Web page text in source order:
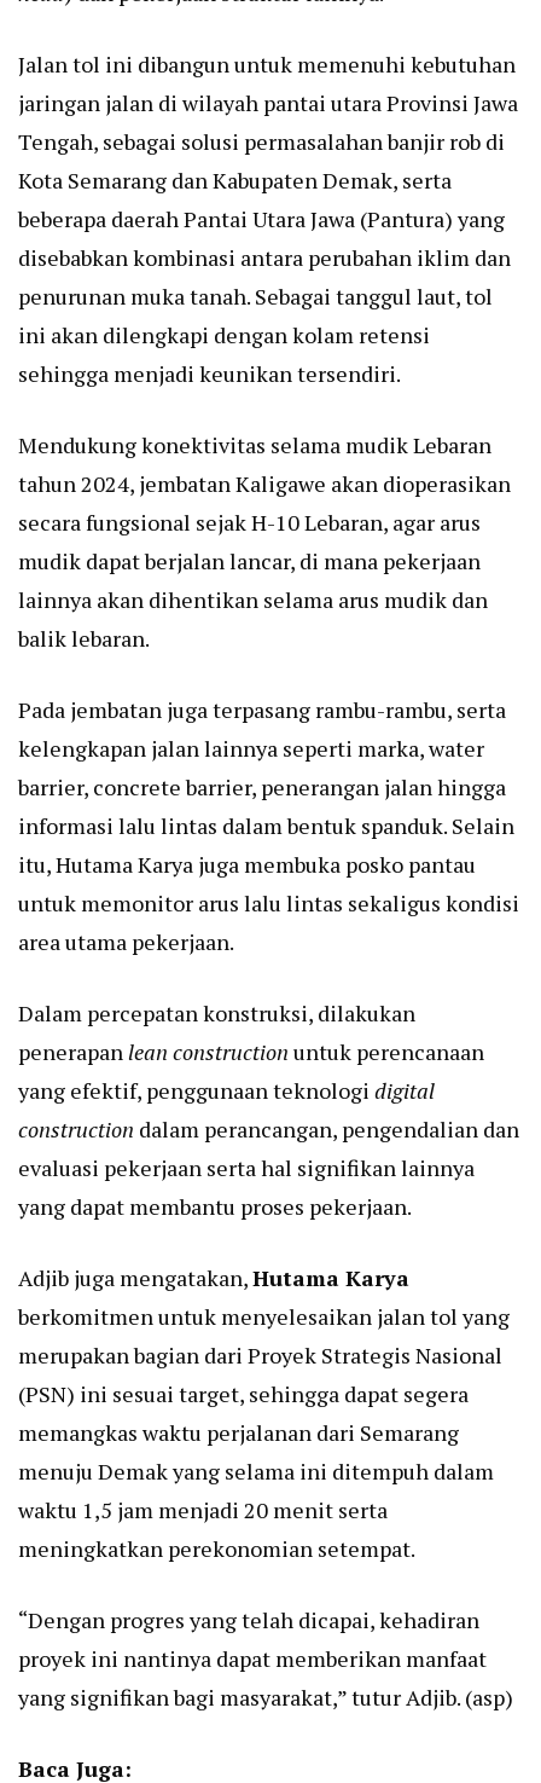
Jalan tol ini dibangun untuk memenuhi kebutuhan
jaringan jalan di wilayah pantai utara Provinsi Jawa
Tengah, sebagai solusi permasalahan banjir rob di
Kota Semarang dan Kabupaten Demak, serta
beberapa daerah Pantai Utara Jawa (Pantura) yang
disebabkan kombinasi antara perubahan iklim dan
penurunan muka tanah. Sebagai tanggul laut, tol
ini akan dilengkapi dengan kolam retensi
sehingga menjadi keunikan tersendiri.
Mendukung konektivitas selama mudik Lebaran
tahun 2024, jembatan Kaligawe akan dioperasikan
secara fungsional sejak H-10 Lebaran, agar arus
mudik dapat berjalan lancar, di mana pekerjaan
lainnya akan dihentikan selama arus mudik dan
balik lebaran.
Pada jembatan juga terpasang rambu-rambu, serta
kelengkapan jalan lainnya seperti marka, water
barrier, concrete barrier, penerangan jalan hingga
informasi lalu lintas dalam bentuk spanduk. Selain
itu, Hutama Karya juga membuka posko pantau
untuk memonitor arus lalu lintas sekaligus kondisi
area utama pekerjaan.
Dalam percepatan konstruksi, dilakukan
penerapan lean construction untuk perencanaan
yang efektif, penggunaan teknologi digital
construction dalam perancangan, pengendalian dan
evaluasi pekerjaan serta hal signifikan lainnya
yang dapat membantu proses pekerjaan.
Adjib juga mengatakan,Hutama Karya
berkomitmen untuk menyelesaikan jalan tol yang
merupakan bagian dari Proyek Strategis Nasional
(PSN) ini sesuai target, sehingga dapat segera
memangkas waktu perjalanan dari Semarang
menuju Demak yang selama ini ditempuh dalam
waktu 1,5 jam menjadi 20 menit serta
meningkatkan perekonomian setempat.
“Dengan progres yang telah dicapai, kehadiran
proyek ini nantinya dapat memberikan manfaat
yang signifikan bagi masyarakat,” tutur Adjib. (asp)
Baca Juga: